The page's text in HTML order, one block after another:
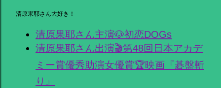
清原果耶さん大好き！
清原果耶さん主演🐶初恋DOGs
清原果耶さん出演🎬第48回日本アカデ
ミー賞優秀助演女優賞🏆映画『碁盤斬
り』